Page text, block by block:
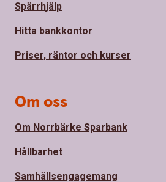
Spärrhjälp
Hitta bankkontor
Priser, räntor och kurser
Om oss
Om Norrbärke Sparbank
Hållbarhet
Samhällsengagemang